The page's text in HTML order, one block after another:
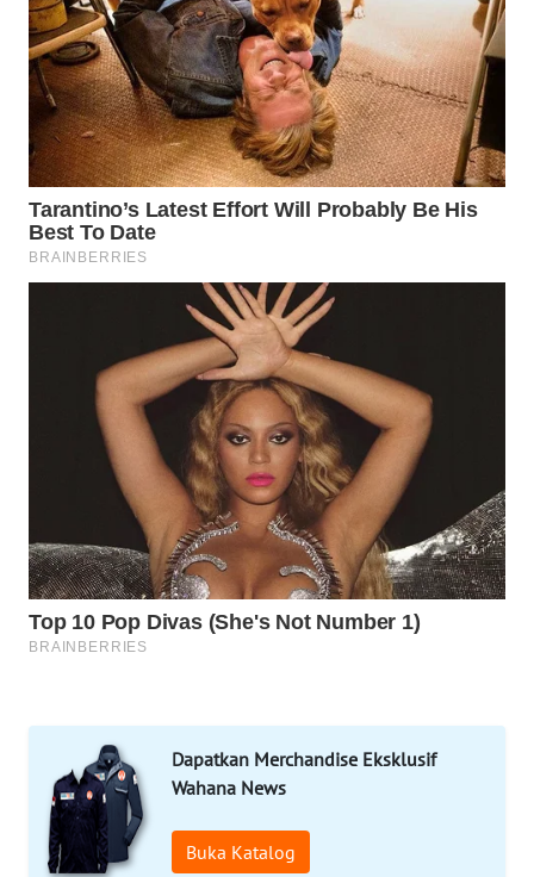
Dapatkan Merchandise Eksklusif
Wahana News
Buka Katalog
Wahana
Network
KONSUMEN
LISTRIK
MASYARAKAT
KELISTRIKAN
MAWAKA
MARTABAT
PLN
WATCH
MKLI
KOPEKLIN